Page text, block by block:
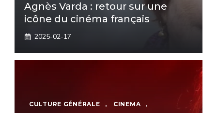
Agnès Varda : retour sur une
icône du cinéma français
2025-02-17
CULTURE GÉNÉRALE , CINEMA
,